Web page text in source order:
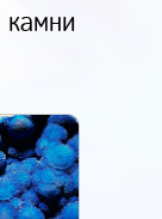
камни